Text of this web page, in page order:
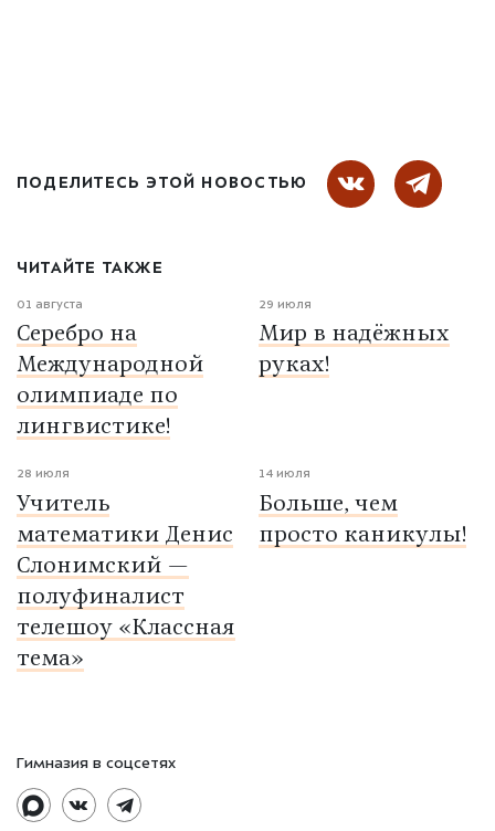
ПОДЕЛИТЕСЬ ЭТОЙ НОВОСТЬЮ
ЧИТАЙТЕ ТАКЖЕ
01 августа
Серебро на
Международной
олимпиаде по
лингвистике!
29 июля
Мир в надёжных
руках!
28 июля
Учитель
математики Денис
Слонимский —
полуфиналист
телешоу «Классная
тема»
14 июля
Больше, чем
просто каникулы!
Гимназия в соцсетях